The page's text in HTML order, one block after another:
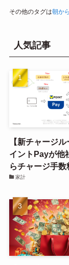
その他のタグは朝か
人気記事
【新チャージ
イントPayが他
らチャージ手数
家計